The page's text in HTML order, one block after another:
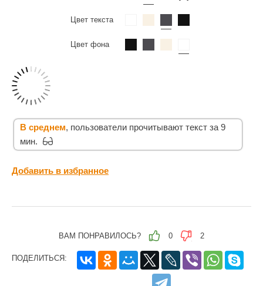
Цвет текста
Цвет фона
В среднем, пользователи прочитывают текст за 9
мин.
Добавить в избранное
ВАМ ПОНРАВИЛОСЬ? 0 2
ПОДЕЛИТЬСЯ: